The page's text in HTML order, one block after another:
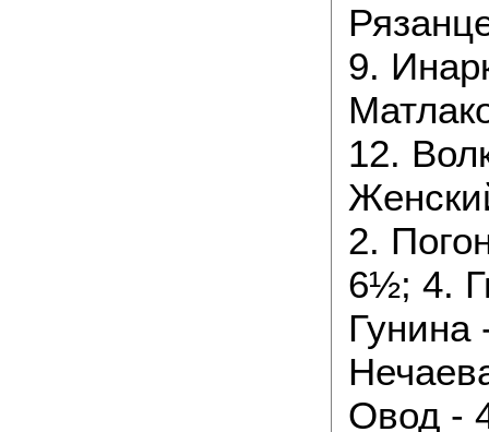
9.
12.
2.
6½; 4.
Гунина
Овод -